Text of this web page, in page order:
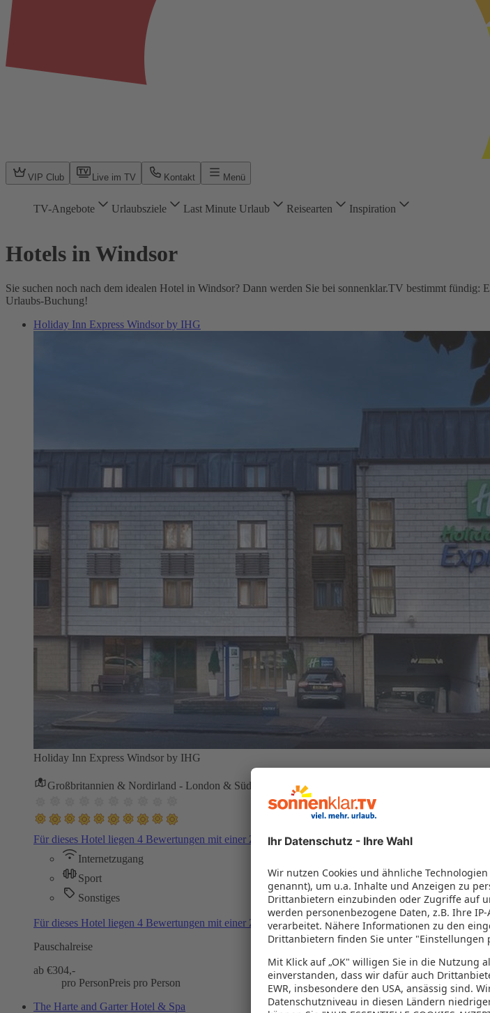
VIP Club Live im TV Kontakt Menü
TV-Angebote Urlaubsziele Last Minute Urlaub Reisearten Inspiration
Hotels in Windsor
Sie suchen noch nach dem idealen Hotel in Windsor? Dann werden Sie bei sonnenklar.TV bestimmt
Urlaubs-Buchung!
Holiday Inn Express Windsor by IHG
Holiday Inn Express Windsor by IHG
Großbritannien & Nordirland - London & Südengland - Windsor
Für dieses Hotel liegen 4 Bewertungen mit einer Zustimmung von 100% vor
Internetzugang
Sport
Sonstiges
Für dieses Hotel liegen 4 Bewertungen mit einer Zustimmung von 100% vor
Pauschalreise
ab €304,-
pro PersonPreis pro Person
The Harte and Garter Hotel & Spa